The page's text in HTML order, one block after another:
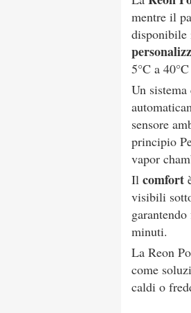
mentre il
disponibile
5°C a
Un sistema
sensore
principio
vapor
Il comfort
visibili
minuti.
La Reon
come
caldi o